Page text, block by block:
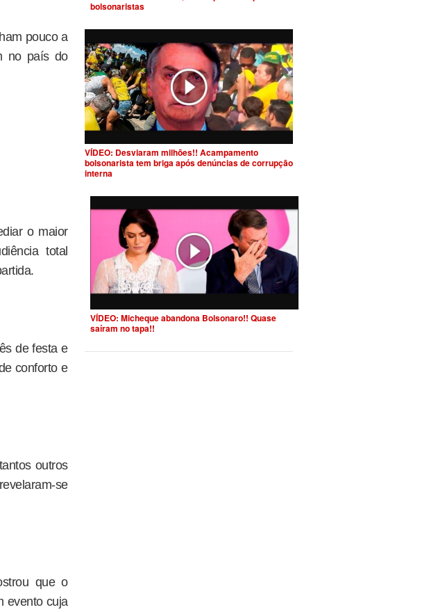
pouco a
no país do
o maior
total
de festa e
conforto e
outros
se
que o
evento cuja
bolsonaristas
VÍDEO: Desviaram milhões!! Acampamento
bolsonarista tem briga após denúncias de corrupção
interna
VÍDEO: Micheque abandona Bolsonaro!! Quase
saíram no tapa!!